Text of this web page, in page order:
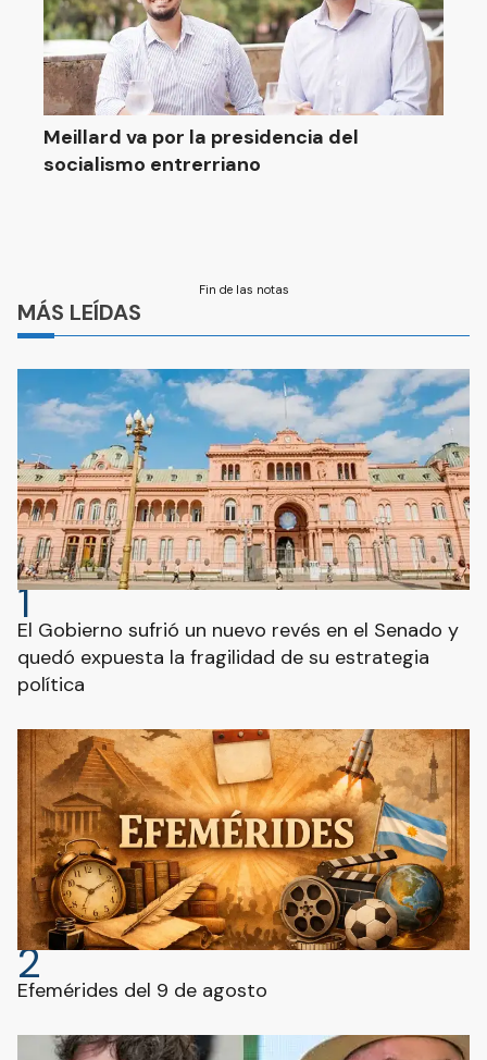
Meillard va por la presidencia del
socialismo entrerriano
Fin de las notas
MÁS LEÍDAS
1
El Gobierno sufrió un nuevo revés en el Senado y
quedó expuesta la fragilidad de su estrategia
política
2
Efemérides del 9 de agosto